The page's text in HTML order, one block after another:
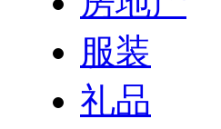
服装
礼品